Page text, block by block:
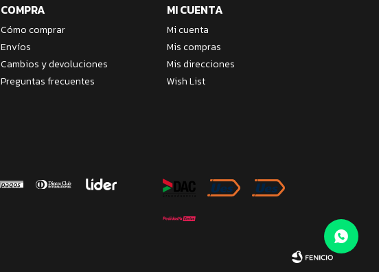
COMPRA
Cómo comprar
Envíos
Cambios y devoluciones
Preguntas frecuentes
MI CUENTA
Mi cuenta
Mis compras
Mis direcciones
Wish List